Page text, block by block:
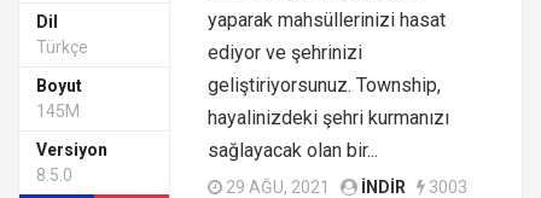
Dil
Türkçe
Boyut
145M
Versiyon
8.5.0
yaparak mahsüllerinizi hasat
ediyor ve şehrinizi
geliştiriyorsunuz. Township,
hayalinizdeki şehri kurmanızı
sağlayacak olan bir...
29 AĞU, 2021 INDIR
3003